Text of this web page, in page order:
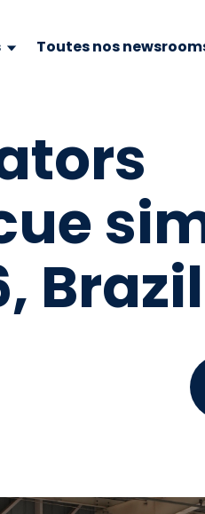
Toutes nos